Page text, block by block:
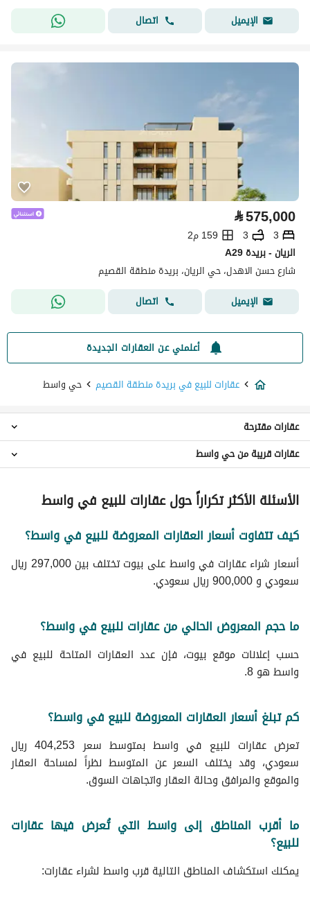
الإيميل
اتصال
⃁575,000
3
3
159 م2
A29 الريان - بريدة
شارع حسن الاهدل، حي الريان، بريدة منطقة القصيم
الإيميل
اتصال
أعلمني عن العقارات الجديدة
عقارات للبيع في بريدة منطقة القصيم
حي واسط
عقارات 4 غرف نوم للبيع في حي واسط
عقارات 5 غرف نوم للبيع في حي واسط
عقارات 6 غرف نوم للبيع في حي واسط
اراضي سكنية للبيع في حي واسط
فلل للبيع في حي واسط
ادوار للبيع في حي واسط
عقارات مقترحة
عقارات حي القويع
عقارات حي القادسية
عقارات حي الصفاء
عقارات حي العجيبة
عقارات حي البريكة
عقارات حي الخليج
عقارات حي حويلان
عقارات قريبة من حي واسط
الأسئلة الأكثر تكراراً حول عقارات للبيع في واسط
كيف تتفاوت أسعار العقارات المعروضة للبيع في واسط؟
أسعار شراء عقارات في واسط على بيوت تختلف بين 297,000 ريال
سعودي و 900,000 ريال سعودي.
ما حجم المعروض الحالي من عقارات للبيع في واسط؟
حسب إعلانات موقع بيوت، فإن عدد العقارات المتاحة للبيع في
واسط هو 8.
كم تبلغ أسعار العقارات المعروضة للبيع في واسط؟
تعرض عقارات للبيع في واسط بمتوسط سعر 404,253 ريال
سعودي، وقد يختلف السعر عن المتوسط نظراً لمساحة العقار
والموقع والمرافق وحالة العقار واتجاهات السوق.
ما أقرب المناطق إلى واسط التي تُعرض فيها عقارات
للبيع؟
يمكنك استكشاف المناطق التالية قرب واسط لشراء عقارات: